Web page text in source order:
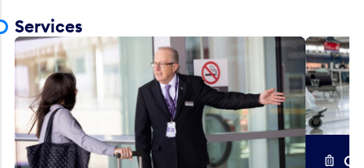
Services